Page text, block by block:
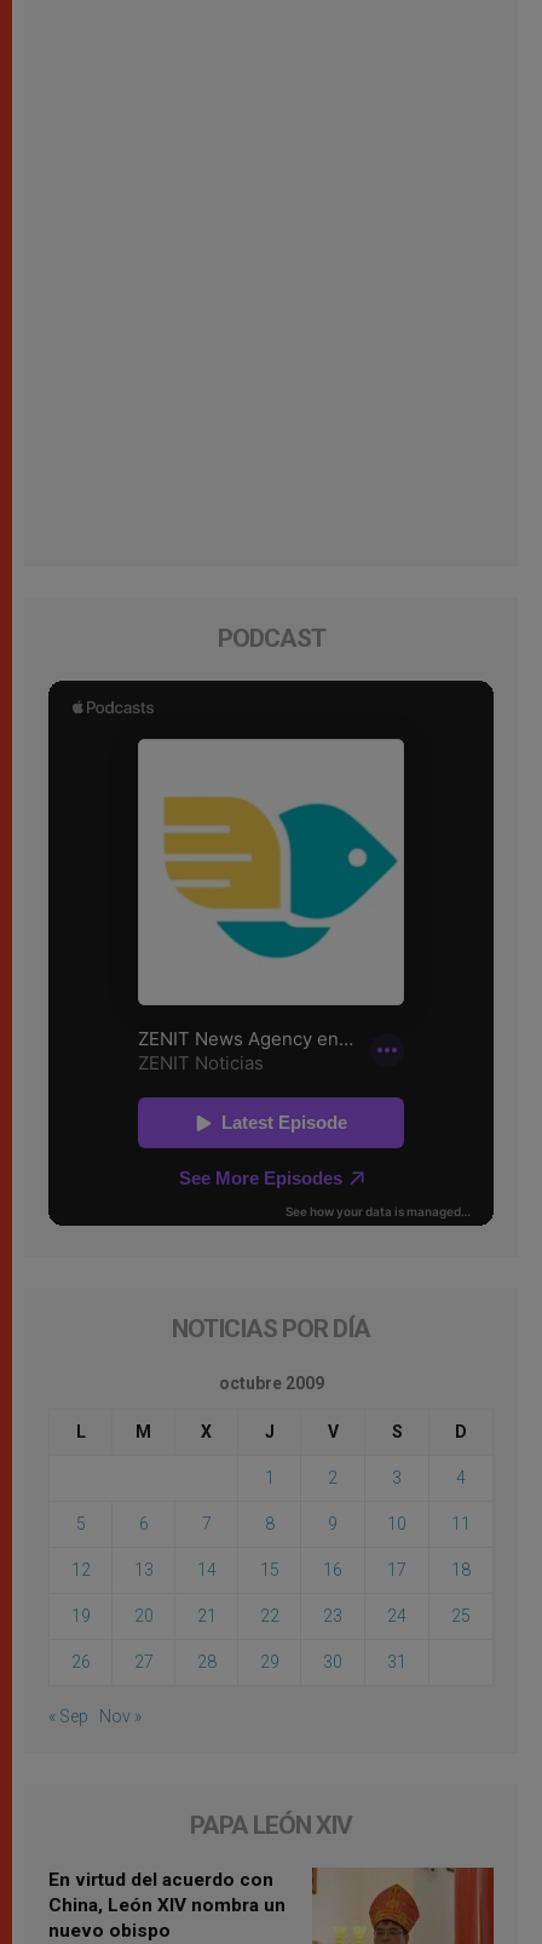
PODCAST
NOTICIAS POR DÍA
octubre 2009
L M X J V S D
1 2 3 4
5 6 7 8 9 10 11
12 13 14 15 16 17 18
19 20 21 22 23 24 25
26 27 28 29 30 31
« Sep Nov »
PAPA LEÓN XIV
En virtud del acuerdo con
China, León XIV nombra un
nuevo obispo